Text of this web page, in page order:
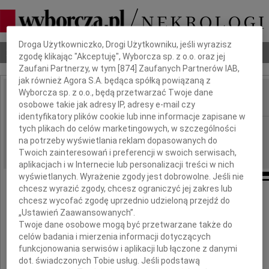
Nekrologi Odeszli Poradnik pogrzebowy
IMIĘ I NAZWISKO:
REGION: Poznań
DATA EMISJI: 16.02.2019
Wspomnienie
Dbamy o Twoją prywatność
Droga Użytkowniczko, Drogi Użytkowniku, jeśli wyrazisz
zgodę klikając "Akceptuję", Wyborcza sp. z o.o. oraz jej
Zaufani Partnerzy, w tym [874 ] Zaufanych Partnerów IAB,
jak również Agora S.A. będąca spółką powiązaną z
Wyborcza sp. z o.o., będą przetwarzać Twoje dane
osobowe takie jak adresy IP, adresy e-mail czy
identyfikatory plików cookie lub inne informacje zapisane w
tych plikach do celów marketingowych, w szczególności
na potrzeby wyświetlania reklam dopasowanych do
Twoich zainteresowań i preferencji w swoich serwisach,
aplikacjach i w Internecie lub personalizacji treści w nich
wyświetlanych. Wyrażenie zgody jest dobrowolne. Jeśli nie
chcesz wyrazić zgody, chcesz ograniczyć jej zakres lub
chcesz wycofać zgodę uprzednio udzieloną przejdź do
„Ustawień Zaawansowanych”.
Twoje dane osobowe mogą być przetwarzane także do
celów badania i mierzenia informacji dotyczących
funkcjonowania serwisów i aplikacji lub łączone z danymi
dot. świadczonych Tobie usług. Jeśli podstawą